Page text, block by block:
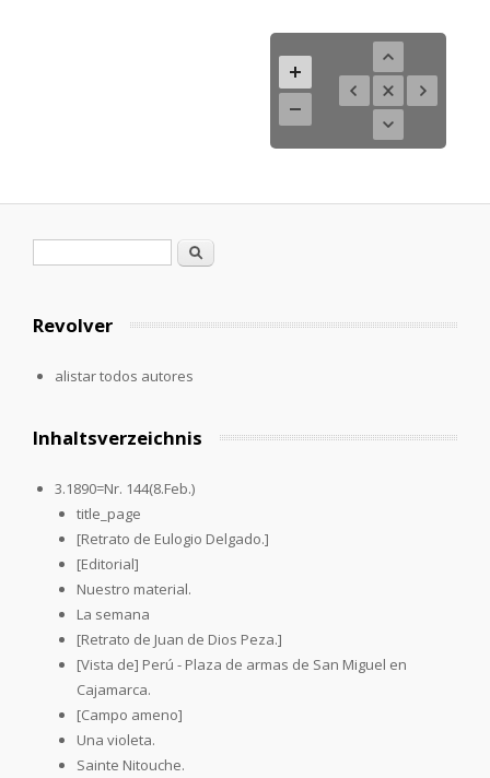
Formulario de búsqueda
Buscar
Revolver
alistar todos autores
Inhaltsverzeichnis
3.1890=Nr. 144(8.Feb.)
title_page
[Retrato de Eulogio Delgado.]
[Editorial]
Nuestro material.
La semana
[Retrato de Juan de Dios Peza.]
[Vista de] Perú - Plaza de armas de San Miguel en
Cajamarca.
[Campo ameno]
Una violeta.
Sainte Nitouche.